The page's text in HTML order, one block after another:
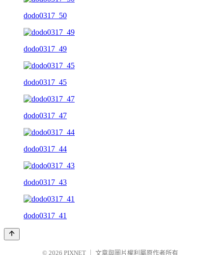
dodo0317_50
dodo0317_49
dodo0317_45
dodo0317_47
dodo0317_44
dodo0317_43
dodo0317_41
© 2026 PIXNET 文章與圖片權利屬原作者所有